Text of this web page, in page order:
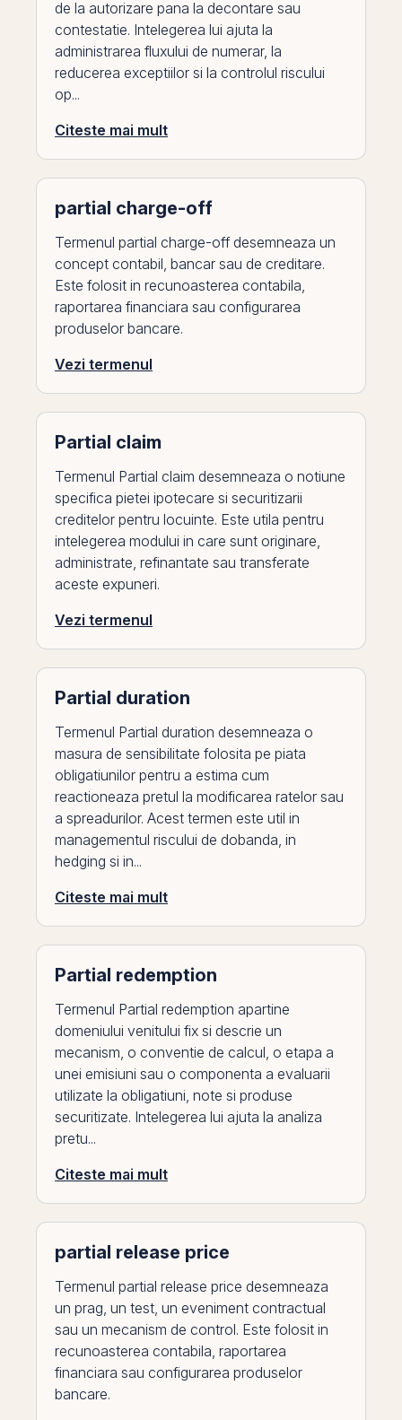
de la autorizare pana la decontare sau
contestatie. Intelegerea lui ajuta la
administrarea fluxului de numerar, la
reducerea exceptiilor si la controlul riscului
op...
Citeste mai mult
partial charge-off
Termenul partial charge-off desemneaza un
concept contabil, bancar sau de creditare.
Este folosit in recunoasterea contabila,
raportarea financiara sau configurarea
produselor bancare.
Vezi termenul
Partial claim
Termenul Partial claim desemneaza o notiune
specifica pietei ipotecare si securitizarii
creditelor pentru locuinte. Este utila pentru
intelegerea modului in care sunt originare,
administrate, refinantate sau transferate
aceste expuneri.
Vezi termenul
Partial duration
Termenul Partial duration desemneaza o
masura de sensibilitate folosita pe piata
obligatiunilor pentru a estima cum
reactioneaza pretul la modificarea ratelor sau
a spreadurilor. Acest termen este util in
managementul riscului de dobanda, in
hedging si in...
Citeste mai mult
Partial redemption
Termenul Partial redemption apartine
domeniului venitului fix si descrie un
mecanism, o conventie de calcul, o etapa a
unei emisiuni sau o componenta a evaluarii
utilizate la obligatiuni, note si produse
securitizate. Intelegerea lui ajuta la analiza
pretu...
Citeste mai mult
partial release price
Termenul partial release price desemneaza
un prag, un test, un eveniment contractual
sau un mecanism de control. Este folosit in
recunoasterea contabila, raportarea
financiara sau configurarea produselor
bancare.